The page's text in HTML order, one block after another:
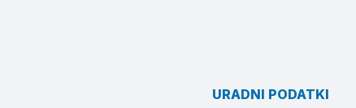
URADNI PODATKI